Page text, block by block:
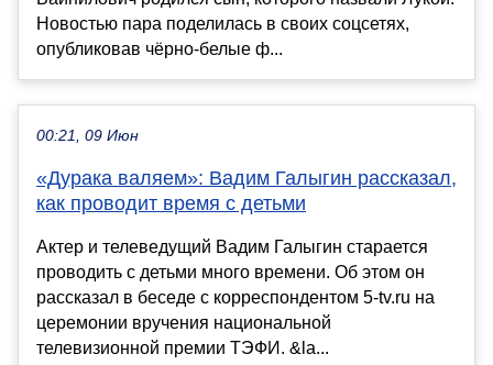
Новостью пара поделилась в своих соцсетях,
опубликовав чёрно-белые ф...
00:21, 09 Июн
«Дурака валяем»: Вадим Галыгин рассказал,
как проводит время с детьми
Актер и телеведущий Вадим Галыгин старается
проводить с детьми много времени. Об этом он
рассказал в беседе с корреспондентом 5-tv.ru на
церемонии вручения национальной
телевизионной премии ТЭФИ. &la...